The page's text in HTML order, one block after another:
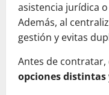
asistencia jurídica
Además, al
gestión y evitas
Antes de
opciones distintas